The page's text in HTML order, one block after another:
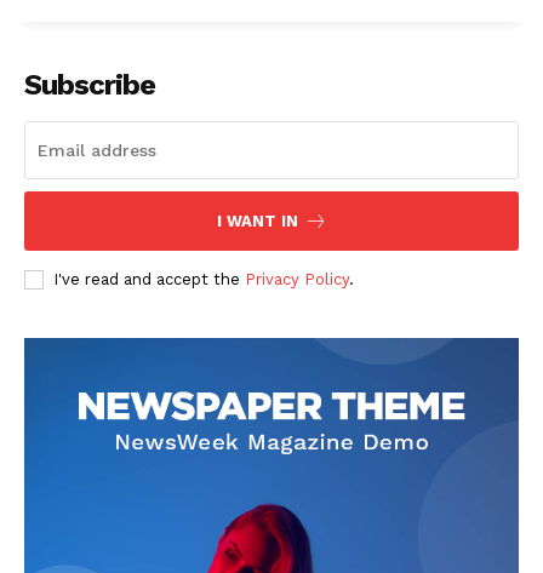
Subscribe
I WANT IN
I've read and accept the Privacy Policy.